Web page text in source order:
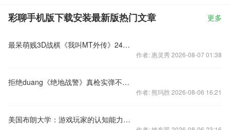
彩聊手机版下载安装最新版热门文章 更多
最呆萌贱3D战棋《我叫MT外传》24日公测
作者: 惠灵秀 2026-08-07 01:38
拒绝duang《绝地战警》真枪实弹不服就射
作者: 熊玛胜 2026-08-06 16:21
美国布朗大学：游戏玩家的认知能力更强